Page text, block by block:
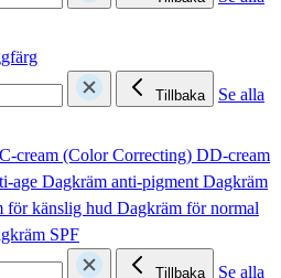
Tillbaka
Se alla
cream (Color Correcting) DD-cream
age Dagkräm anti-pigmentDagkräm
för känslig hud Dagkräm för normal
SPF
Tillbaka
Se alla